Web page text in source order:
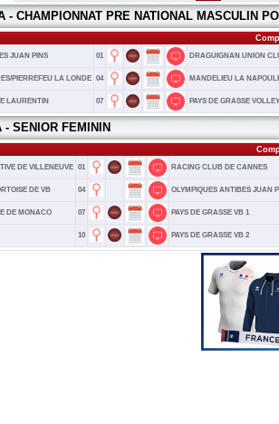
- CHAMPIONNAT PRE NATIONAL MASCULIN
JUAN PINS 01 DRAGUIGNAN UNION
PIERREFEU LA LONDE 04 MANDELIEU LA
LAURENTIN 07 PAYS DE GRASSE
- SENIOR FEMININ
DE VILLENEUVE 01 RACING CLUB DE CANNES
DE VB 04 OLYMPIQUES ANTIBES JUAN
DE MONACO 07 PAYS DE GRASSE VB 1
10 PAYS DE GRASSE VB 2